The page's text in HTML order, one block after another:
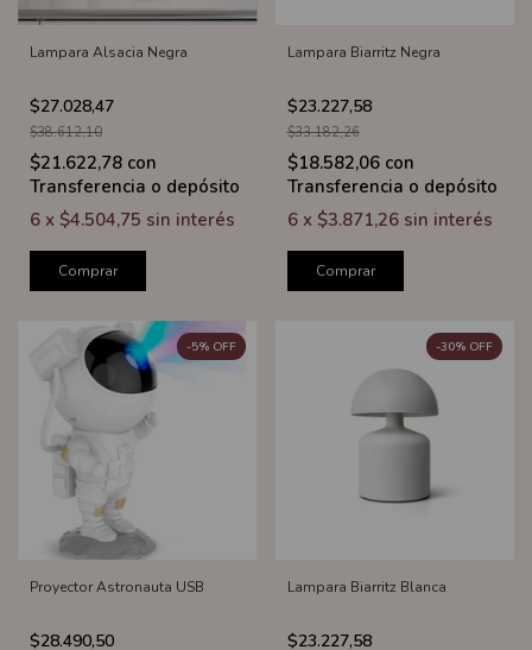
Lampara Alsacia Negra
$27.028,47
$38.612,10
$21.622,78 con
Transferencia o depósito
6 x $4.504,75 sin interés
Comprar
Lampara Biarritz Negra
$23.227,58
$33.182,26
$18.582,06 con
Transferencia o depósito
6 x $3.871,26 sin interés
Comprar
Proyector Astronauta USB
$28.490,50
-5% OFF
Lampara Biarritz Blanca
$23.227,58
-30% OFF